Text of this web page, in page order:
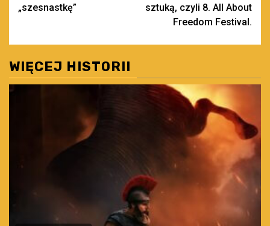
„szesnastkę”
sztuką, czyli 8. All About
Freedom Festival.
WIĘCEJ HISTORII